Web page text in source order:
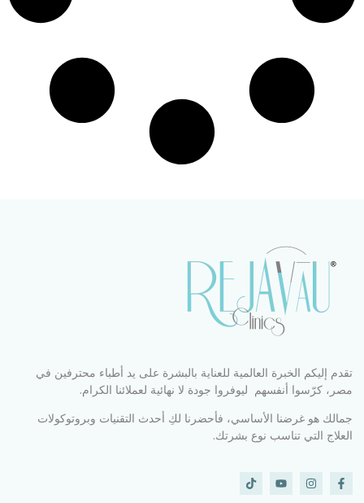
تقدم إليكم الخبرة العالمية للعناية بالبشرة على يد أطباء محترفين في
مصر، كرّسوا أنفسهم ليوفروا جودة لا نهائية لعملائنا الكرام.
جمالك هو غرضنا الأساسي، فأحضرنا لكِ أحدث التقنيات وبروتوكولات
العلاج التي تناسب نوع بشرتك.